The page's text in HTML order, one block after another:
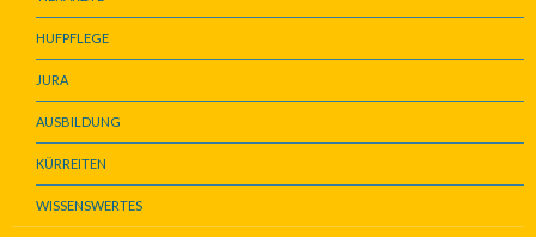
HUFPFLEGE
JURA
AUSBILDUNG
KÜRREITEN
WISSENSWERTES